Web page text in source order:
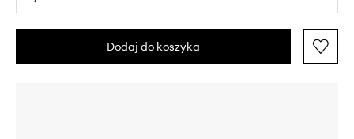
Dodaj do koszyka